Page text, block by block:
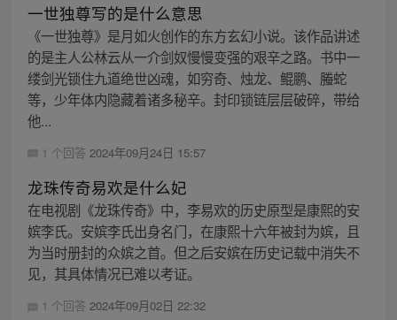
一世独尊写的是什么意思
《一世独尊》是月如火创作的东方玄幻小说。该作品讲述
的是主人公林云从一介剑奴慢慢变强的艰辛之路。书中一
缕剑光锁住九道绝世凶魂，如穷奇、烛龙、鲲鹏、螣蛇
等，少年体内隐藏着诸多秘辛。封印锁链层层破碎，带给
他...
1 个回答 2024年09月24日 15:57
龙珠传奇易欢是什么妃
在电视剧《龙珠传奇》中，李易欢的历史原型是康熙的安
嫔李氏。安嫔李氏出身名门，在康熙十六年被封为嫔，且
为当时册封的众嫔之首。但之后安嫔在历史记载中消失不
见，其具体情况已难以考证。
1 个回答 2024年09月02日 22:32